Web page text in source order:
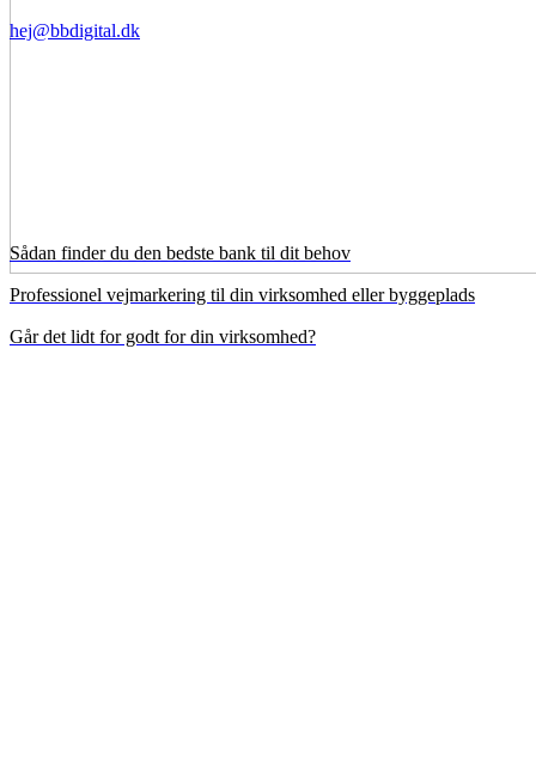
Sådan finder du den bedste bank til dit behov
Professionel vejmarkering til din virksomhed eller byggeplads
Går det lidt for godt for din virksomhed?
hej@bbdigital.dk